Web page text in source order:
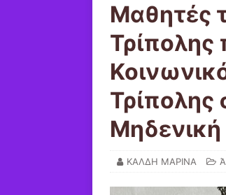
Μαθητές
Τρίπολης
ΚΑΛΔΗ ΜΑΡΙΝΑ